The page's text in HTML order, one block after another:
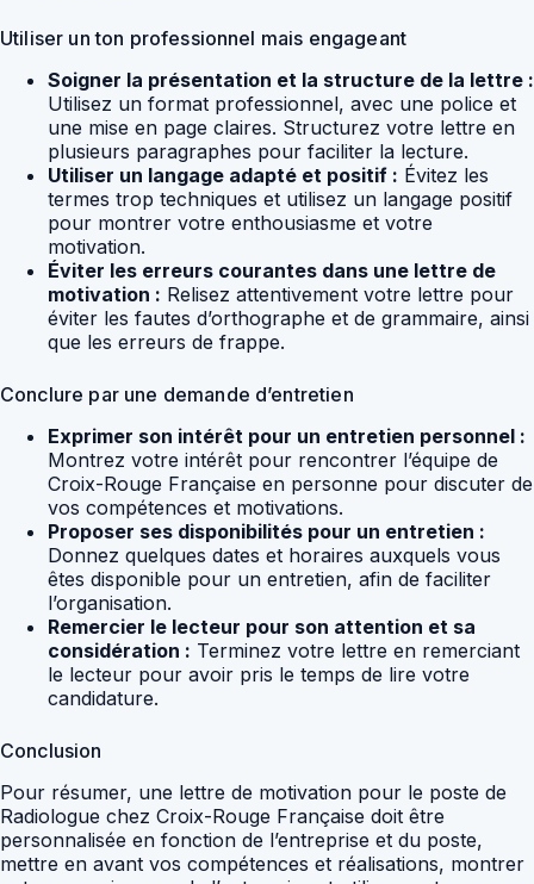
Utiliser un ton professionnel mais engageant
Soigner la présentation et la structure de la lettre :
Utilisez un format professionnel, avec une police et
une mise en page claires. Structurez votre lettre en
plusieurs paragraphes pour faciliter la lecture.
Utiliser un langage adapté et positif : Évitez les
termes trop techniques et utilisez un langage positif
pour montrer votre enthousiasme et votre
motivation.
Éviter les erreurs courantes dans une lettre de
motivation : Relisez attentivement votre lettre pour
éviter les fautes d’orthographe et de grammaire, ainsi
que les erreurs de frappe.
Conclure par une demande d’entretien
Exprimer son intérêt pour un entretien personnel :
Montrez votre intérêt pour rencontrer l’équipe de
Croix-Rouge Française en personne pour discuter de
vos compétences et motivations.
Proposer ses disponibilités pour un entretien :
Donnez quelques dates et horaires auxquels vous
êtes disponible pour un entretien, afin de faciliter
l’organisation.
Remercier le lecteur pour son attention et sa
considération : Terminez votre lettre en remerciant
le lecteur pour avoir pris le temps de lire votre
candidature.
Conclusion
Pour résumer, une lettre de motivation pour le poste de
Radiologue chez Croix-Rouge Française doit être
personnalisée en fonction de l’entreprise et du poste,
mettre en avant vos compétences et réalisations, montrer